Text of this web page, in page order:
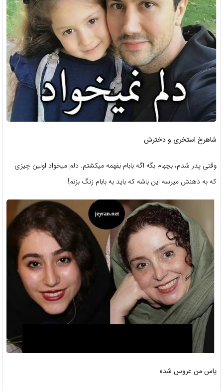
شاهرخ استخری و دخترش
وقتی پدر شدم، بچهام بگه اگه بابام بفهمه میکشتم. دلم میخواد اولین چیزی
که به ذهنش میرسه این باشه که باید به بابام زنگ بزنم!
یاس من عروس شده